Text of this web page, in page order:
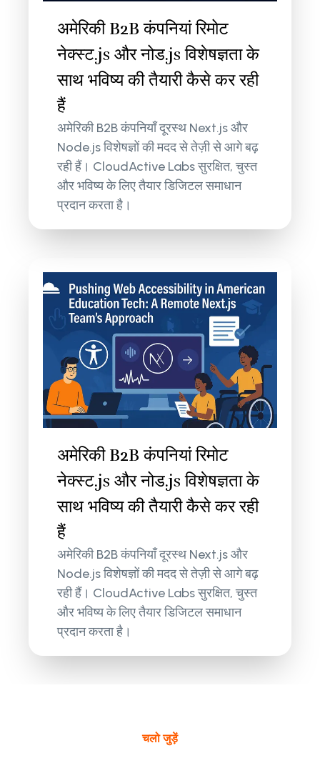
अमेरिकी B2B कंपनियां रिमोट
नेक्स्ट.js और नोड.js विशेषज्ञता के
साथ भविष्य की तैयारी कैसे कर रही
हैं
अमेरिकी B2B कंपनियाँ दूरस्थ Next.js और
Node.js विशेषज्ञों की मदद से तेज़ी से आगे बढ़
रही हैं। CloudActive Labs सुरक्षित, चुस्त
और भविष्य के लिए तैयार डिजिटल समाधान
प्रदान करता है।
अमेरिकी B2B कंपनियां रिमोट
नेक्स्ट.js और नोड.js विशेषज्ञता के
साथ भविष्य की तैयारी कैसे कर रही
हैं
अमेरिकी B2B कंपनियाँ दूरस्थ Next.js और
Node.js विशेषज्ञों की मदद से तेज़ी से आगे बढ़
रही हैं। CloudActive Labs सुरक्षित, चुस्त
और भविष्य के लिए तैयार डिजिटल समाधान
प्रदान करता है।
चलो जुड़ें